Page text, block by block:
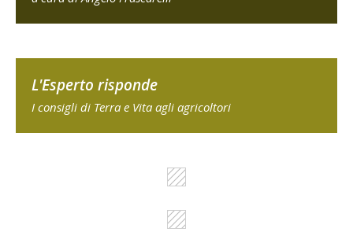
L'Esperto risponde
I consigli di Terra e Vita agli agricoltori